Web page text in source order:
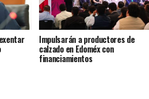
Impulsarán a productores de
calzado en Edoméx con
financiamientos